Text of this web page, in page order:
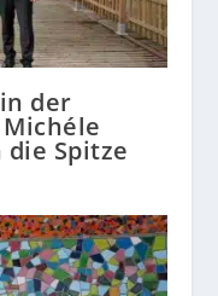
der
Spitze